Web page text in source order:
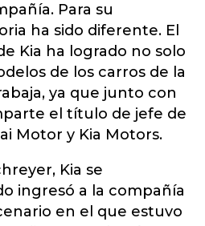
Para su
ha sido diferente. El
Kia ha logrado no solo
de los carros de la
ya que junto con
el título de jefe de
Motor y Kia Motors.
Kia se
ingresó a la compañía
en el que estuvo